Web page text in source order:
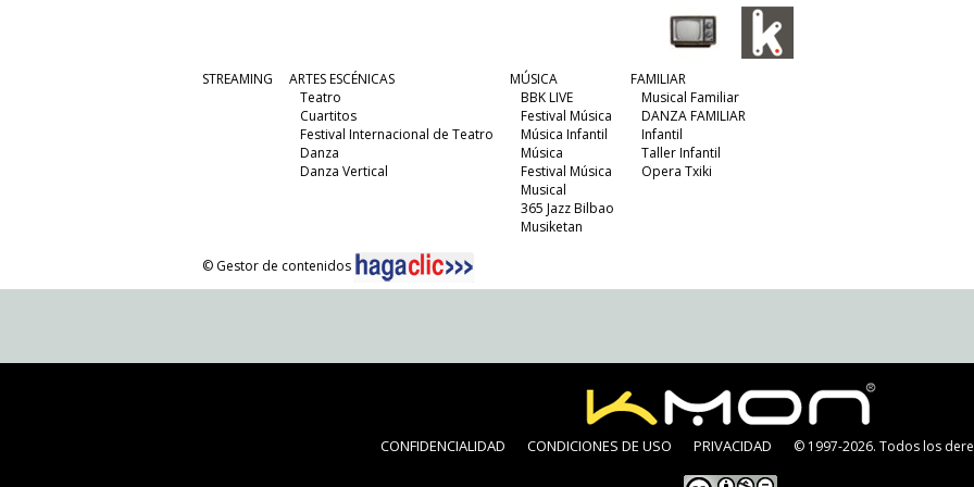
STREAMING
ARTES ESCÉNICAS
Teatro
Cuartitos
Festival Internacional de Teatro
Danza
Danza Vertical
MÚSICA
BBK LIVE
Festival Música
Música Infantil
Música
Festival Música
Musical
365 Jazz Bilbao
Musiketan
FAMILIAR
Musical Familiar
DANZA FAMILIAR
Infantil
Taller Infantil
Opera Txiki
© Gestor de contenidos
CONFIDENCIALIDAD CONDICIONES DE USO PRIVACIDAD © 1997-2026. Todos los